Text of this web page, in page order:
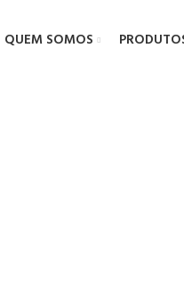
QUEM SOMOS